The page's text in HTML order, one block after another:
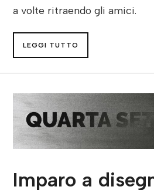
a volte ritraendo gli amici.
LEGGI TUTTO
Imparo a